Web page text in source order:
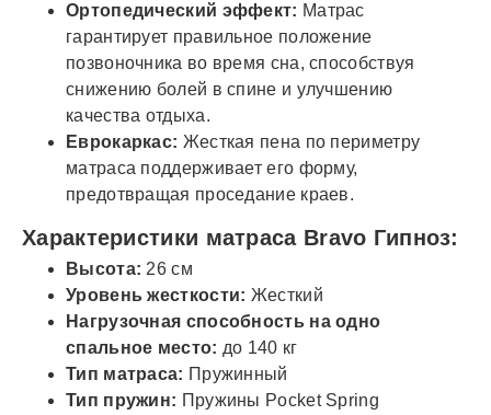
Ортопедический эффект: Матрас
гарантирует правильное положение
позвоночника во время сна, способствуя
снижению болей в спине и улучшению
качества отдыха.
Еврокаркас: Жесткая пена по периметру
матраса поддерживает его форму,
предотвращая проседание краев.
Характеристики матраса Bravo Гипноз:
Высота: 26 см
Уровень жесткости: Жесткий
Нагрузочная способность на одно
спальное место: до 140 кг
Тип матраса: Пружинный
Тип пружин: Пружины Pocket Spring